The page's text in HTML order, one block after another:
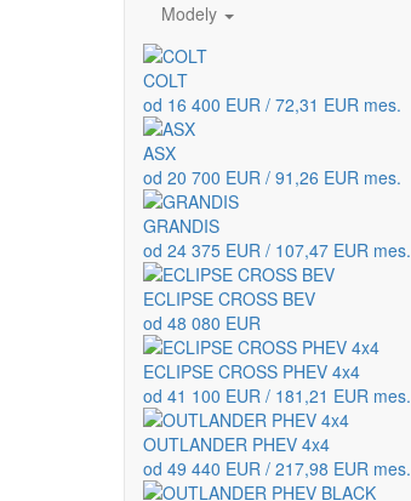
Modely
COLT
od 16 400 EUR / 72,31 EUR mes.
ASX
od 20 700 EUR / 91,26 EUR mes.
GRANDIS
od 24 375 EUR / 107,47 EUR mes.
ECLIPSE CROSS BEV
od 48 080 EUR
ECLIPSE CROSS PHEV 4x4
od 41 100 EUR / 181,21 EUR mes.
OUTLANDER PHEV 4x4
od 49 440 EUR / 217,98 EUR mes.